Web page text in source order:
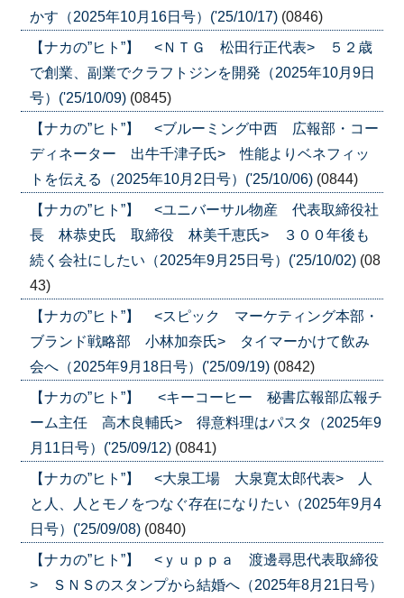
かす（2025年10月16日号）('25/10/17) (0846)
【ナカの”ヒト”】 <ＮＴＧ 松田行正代表> ５２歳
で創業、副業でクラフトジンを開発（2025年10月9日
号）('25/10/09) (0845)
【ナカの”ヒト”】 <ブルーミング中西 広報部・コー
ディネーター 出牛千津子氏> 性能よりベネフィッ
トを伝える（2025年10月2日号）('25/10/06) (0844)
【ナカの”ヒト”】 <ユニバーサル物産 代表取締役社
長 林恭史氏 取締役 林美千恵氏> ３００年後も
続く会社にしたい（2025年9月25日号）('25/10/02) (08
43)
【ナカの”ヒト”】 <スピック マーケティング本部・
ブランド戦略部 小林加奈氏> タイマーかけて飲み
会へ（2025年9月18日号）('25/09/19) (0842)
【ナカの”ヒト”】 <キーコーヒー 秘書広報部広報チ
ーム主任 高木良輔氏> 得意料理はパスタ（2025年9
月11日号）('25/09/12) (0841)
【ナカの”ヒト”】 <大泉工場 大泉寛太郎代表> 人
と人、人とモノをつなぐ存在になりたい（2025年9月4
日号）('25/09/08) (0840)
【ナカの”ヒト”】 <ｙｕｐｐａ 渡邊尋思代表取締役
> ＳＮＳのスタンプから結婚へ（2025年8月21日号）